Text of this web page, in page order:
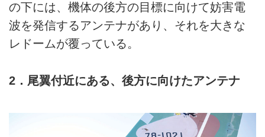
の下には、機体の後方の目標に向けて妨害電
波を発信するアンテナがあり、それを大きな
レドームが覆っている。
2．尾翼付近にある、後方に向けたアンテナ